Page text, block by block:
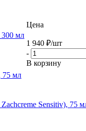
мл
Цена
1 940 ₽/шт
-
В корзину
75 мл
Sensitiv), 75